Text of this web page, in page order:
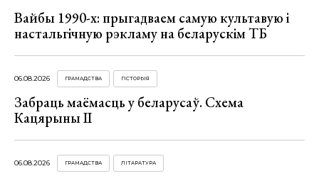
Вайбы 1990-х: прыгадваем самую культавую і
настальгічную рэкламу на беларускім ТБ
06.08.2026 ГРАМАДСТВА ГІСТОРЫЯ
Забраць маёмасць у беларусаў. Схема
Кацярыны ІІ
06.08.2026 ГРАМАДСТВА ЛІТАРАТУРА